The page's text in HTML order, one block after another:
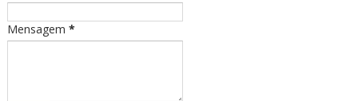
Mensagem *